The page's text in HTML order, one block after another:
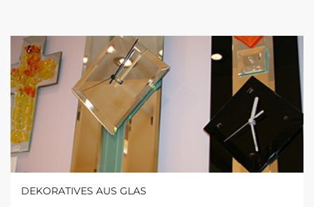
DEKORATIVES AUS GLAS